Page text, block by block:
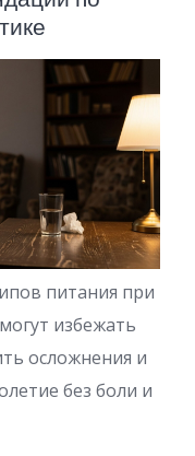
питания при
избежать
осложнения и
без боли и